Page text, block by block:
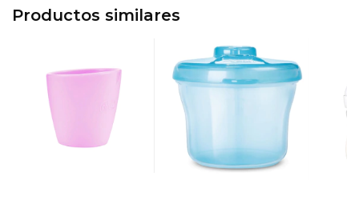
Productos similares